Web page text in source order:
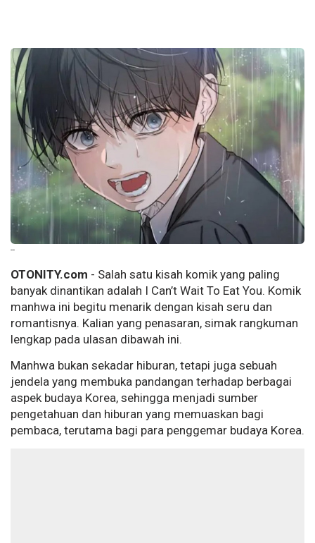
--
OTONITY.com - Salah satu kisah komik yang paling
banyak dinantikan adalah I Can’t Wait To Eat You. Komik
manhwa ini begitu menarik dengan kisah seru dan
romantisnya. Kalian yang penasaran, simak rangkuman
lengkap pada ulasan dibawah ini.
Manhwa bukan sekadar hiburan, tetapi juga sebuah
jendela yang membuka pandangan terhadap berbagai
aspek budaya Korea, sehingga menjadi sumber
pengetahuan dan hiburan yang memuaskan bagi
pembaca, terutama bagi para penggemar budaya Korea.